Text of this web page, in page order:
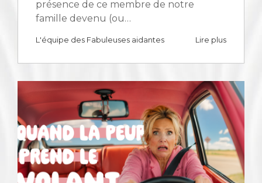
présence de ce membre de notre
famille devenu (ou…
L'équipe des Fabuleuses aidantes Lire plus